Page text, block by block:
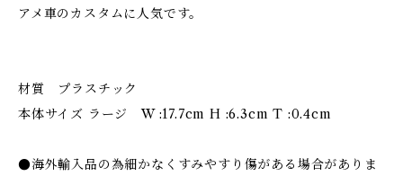
アメ車のカスタムに人気です。
材質 プラスチック
本体サイズ ラージ W :17.7cm H :6.3cm T :0.4cm
●海外輸入品の為細かなくすみやすり傷がある場合がありま